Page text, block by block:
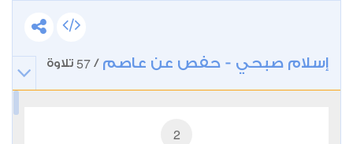
إسلام صبحي - حفص عن عاصم /
57 تلاوة
2